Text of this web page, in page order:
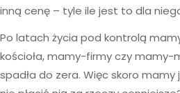
inną cenę – tyle ile jest to dla
Po latach życia pod kontrolą
kościoła, mamy-firmy czy mamy-
spadła do zera. Więc skoro